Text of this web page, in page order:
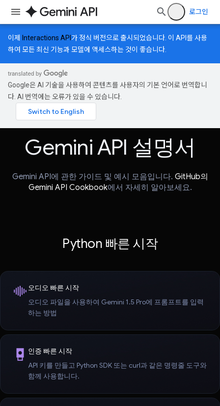
로그인
이제 Interactions API 가 정식 버전으로 출시되었습니다. 이 API를 사용
하여 모든 최신 기능과 모델에 액세스하는 것이 좋습니다.
Google은 AI 기술을 사용하여 콘텐츠를 사용자의 기본 언어로 번역합니
다. AI 번역에는 오류가 있을 수 있습니다.
Gemini API 설명서
Gemini API에 관한 가이드 및 예시 모음입니다. GitHub의
Gemini API Cookbook에서 자세히 알아보세요.
Python 빠른 시작
오디오 빠른 시작
오디오 파일을 사용하여 Gemini 1.5 Pro에 프롬프트를 입력
하는 방법
인증 빠른 시작
API 키를 만들고 Python SDK 또는 curl과 같은 명령줄 도구와
함께 사용합니다.